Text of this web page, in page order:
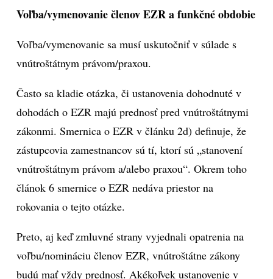
Voľba/vymenovanie členov EZR a funkčné obdobie
Voľba/vymenovanie sa musí uskutočniť v súlade s
vnútroštátnym právom/praxou.
Často sa kladie otázka, či ustanovenia dohodnuté v
dohodách o EZR majú prednosť pred vnútroštátnymi
zákonmi. Smernica o EZR v článku 2d) definuje, že
zástupcovia zamestnancov sú tí, ktorí sú „stanovení
vnútroštátnym právom a/alebo praxou“. Okrem toho
článok 6 smernice o EZR nedáva priestor na
rokovania o tejto otázke.
Preto, aj keď zmluvné strany vyjednali opatrenia na
voľbu/nomináciu členov EZR, vnútroštátne zákony
budú mať vždy prednosť. Akékoľvek ustanovenie v